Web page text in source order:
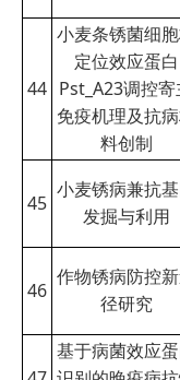
44
小麦条锈菌细
定位效应蛋白
Pst_A23调控寄
免疫机理及抗
料创制
45
小麦锈病兼抗
发掘与利用
46
作物锈病防控
径研究
基于病菌效应